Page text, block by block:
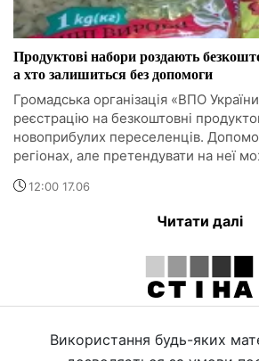
Продуктові набори роздають
а хто залишиться без допомоги
Громадська організація «ВПО
реєстрацію на безкоштовні
новоприбулих переселенців.
регіонах, але претендувати на неї
12:00 17.06
Читати далі
Використання будь-яких